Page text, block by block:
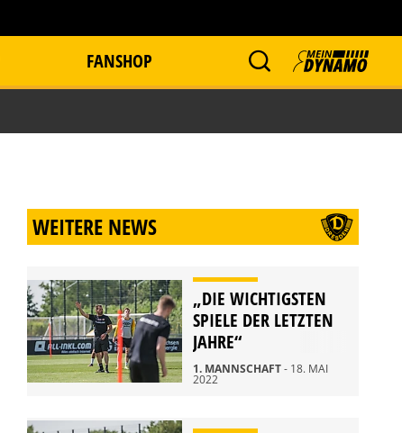
FANSHOP
WEITERE NEWS
„DIE WICHTIGSTEN
SPIELE DER LETZTEN
JAHRE“
1. MANNSCHAFT- 18. MAI
2022